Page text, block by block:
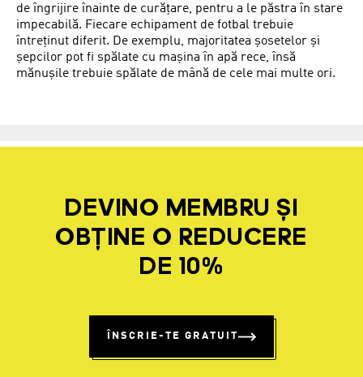
de îngrijire înainte de curățare, pentru a le păstra în stare
impecabilă. Fiecare echipament de fotbal trebuie
întreținut diferit. De exemplu, majoritatea șosetelor și
șepcilor pot fi spălate cu mașina în apă rece, însă
mănușile trebuie spălate de mână de cele mai multe ori.
DEVINO MEMBRU ȘI
OBȚINE O REDUCERE
DE 10%
ÎNSCRIE-TE GRATUIT